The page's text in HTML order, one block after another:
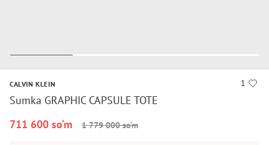
1
CALVIN KLEIN
Sumka GRAPHIC CAPSULE TOTE
711 600 so‘m
1 779 000 so‘m